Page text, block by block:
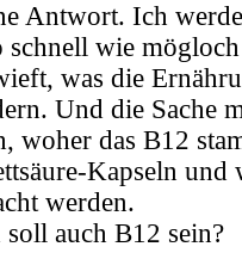
Antwort. Ich
wie
was die
Und die Sache
woher das B12
Kapseln und
werden.
auch B12 sein?